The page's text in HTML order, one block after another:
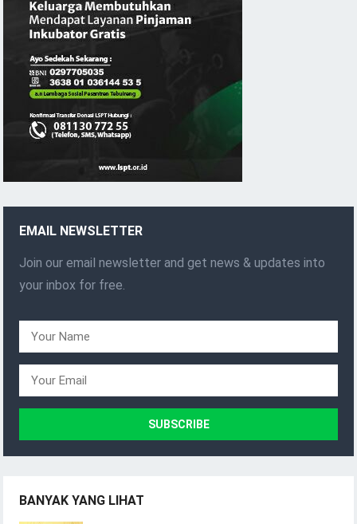
EMAIL NEWSLETTER
Join our email newsletter and get news & updates into
your inbox for free.
BANYAK YANG LIHAT